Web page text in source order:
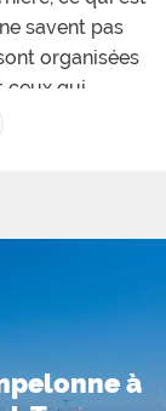
savent pas
organisées
ceux qui
Dans
de ping-
du
sera
école de
marine, du
trouve un
à